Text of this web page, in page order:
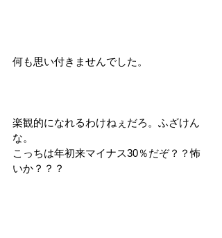
何も思い付きませんでした。
楽観的になれるわけねぇだろ。ふざけん
な。
こっちは年初来マイナス30％だぞ？？怖
いか？？？